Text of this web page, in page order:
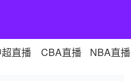
直播 CBA直播 NBA直播